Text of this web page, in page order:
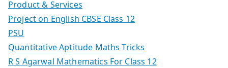
Product & Services
Project on English CBSE Class 12
PSU
Quantitative Aptitude Maths Tricks
R S Agarwal Mathematics For Class 12